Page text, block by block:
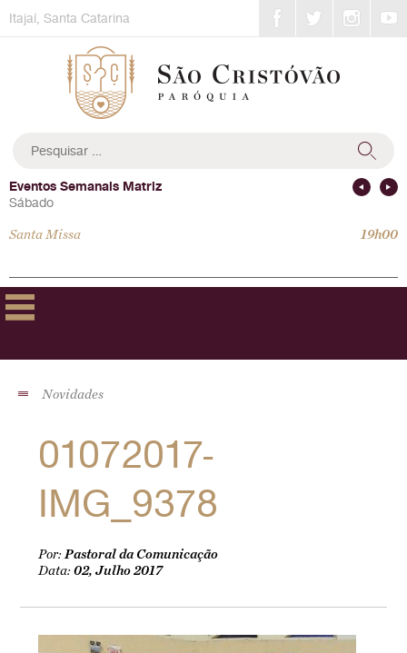
toItajaí, Santa Catarina
por:
Eventos Semanais Matriz
Sábado
Santa Missa 19h00
Novidades
01072017-
IMG_9378
Por:Pastoral da Comunicação
Data:02, Julho 2017